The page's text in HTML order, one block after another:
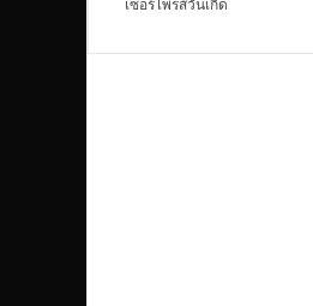
เซอร์ไพรส์วันเกิด